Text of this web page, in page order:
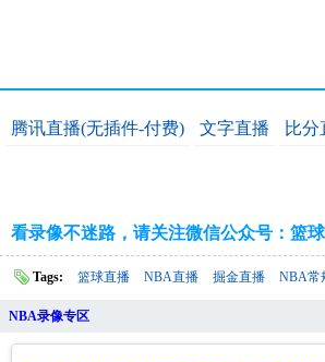
腾讯直播(无插件-付费) 文字直播 比分
看录像不迷路，请关注微信公众号：篮
Tags: 篮球直播 NBA直播 掘金直播 NBA常
NBA录像专区